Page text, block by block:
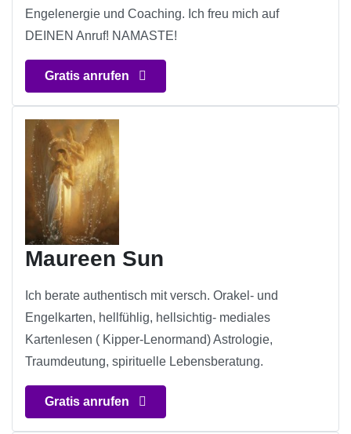
Engelenergie und Coaching. Ich freu mich auf
DEINEN Anruf! NAMASTE!
Gratis anrufen
Maureen Sun
Ich berate authentisch mit versch. Orakel- und
Engelkarten, hellfühlig, hellsichtig- mediales
Kartenlesen ( Kipper-Lenormand) Astrologie,
Traumdeutung, spirituelle Lebensberatung.
Gratis anrufen